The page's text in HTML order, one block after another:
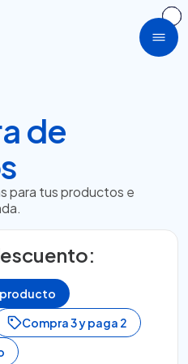
de
para tus productos e
producto
Compra 3 y paga 2